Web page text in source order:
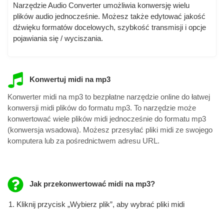
Narzędzie Audio Converter umożliwia konwersję wielu
plików audio jednocześnie. Możesz także edytować jakość
dźwięku formatów docelowych, szybkość transmisji i opcje
pojawiania się / wyciszania.
Konwertuj midi na mp3
Konwerter midi na mp3 to bezpłatne narzędzie online do łatwej
konwersji midi plików do formatu mp3. To narzędzie może
konwertować wiele plików midi jednocześnie do formatu mp3
(konwersja wsadowa). Możesz przesyłać pliki midi ze swojego
komputera lub za pośrednictwem adresu URL.
Jak przekonwertować midi na mp3?
Kliknij przycisk „Wybierz plik”, aby wybrać pliki midi